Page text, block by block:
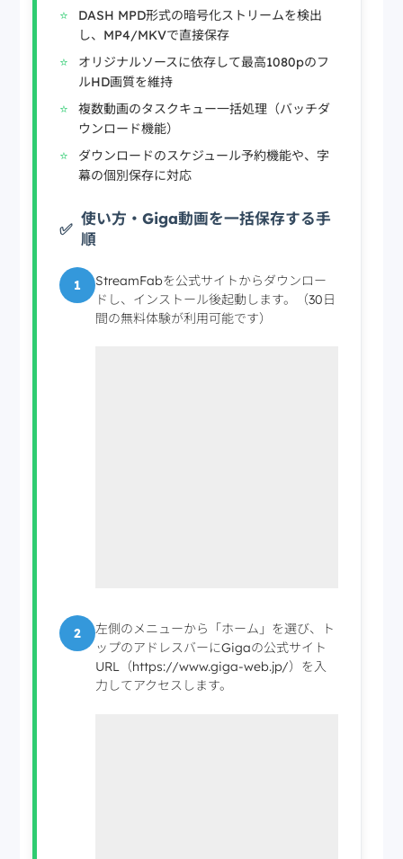
DASH MPD形式の暗号化ストリームを検出
し、MP4/MKVで直接保存
オリジナルソースに依存して最高1080pのフ
ルHD画質を維持
複数動画のタスクキュー一括処理（バッチダ
ウンロード機能）
ダウンロードのスケジュール予約機能や、字
幕の個別保存に対応
使い方・Giga動画を一括保存する手
順
1
StreamFabを公式サイトからダウンロー
ドし、インストール後起動します。（30日
間の無料体験が利用可能です）
2
左側のメニューから「ホーム」を選び、ト
ップのアドレスバーにGigaの公式サイト
URL（https://www.giga-web.jp/）を入
力してアクセスします。